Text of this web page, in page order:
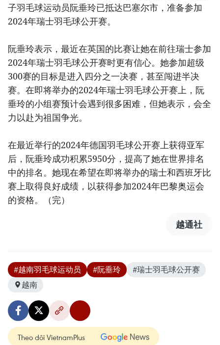
子羽毛球运动员阮垂玲已抵达巴塞尔市，准备参加
2024年瑞士羽毛球公开赛。
阮垂玲表示，最近在英国的比赛让她在前往瑞士参加
2024年瑞士羽毛球公开赛时更有信心。她参加超级
300赛的目标是进入四分之一决赛，甚至闯进半决
赛。在即将举办的2024年瑞士羽毛球公开赛上，阮
垂玲的小组赛预计会遇到很多困难，但她表示，会全
力以赴为祖国争光。
在最近举行的2024年德国羽毛球公开赛上获得亚军
后，阮垂玲成功积累5950分，提高了她在世界排名
中的排名。她现在希望在即将举办的瑞士和西班牙比
赛上取得良好成绩，以获得参加2024年巴黎奥运会
的资格。（完）
越通社
#越南羽毛球运动员 #阮垂玲
#瑞士羽毛球公开赛
越南
Theo dõi VietnamPlus